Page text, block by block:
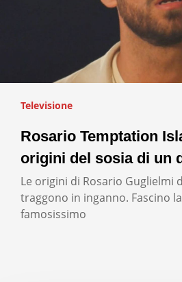
Televisione
Rosario Temptation
origini del sosia di un
Le origini di Rosario Guglielmi
traggono in inganno. Fascino
famosissimo